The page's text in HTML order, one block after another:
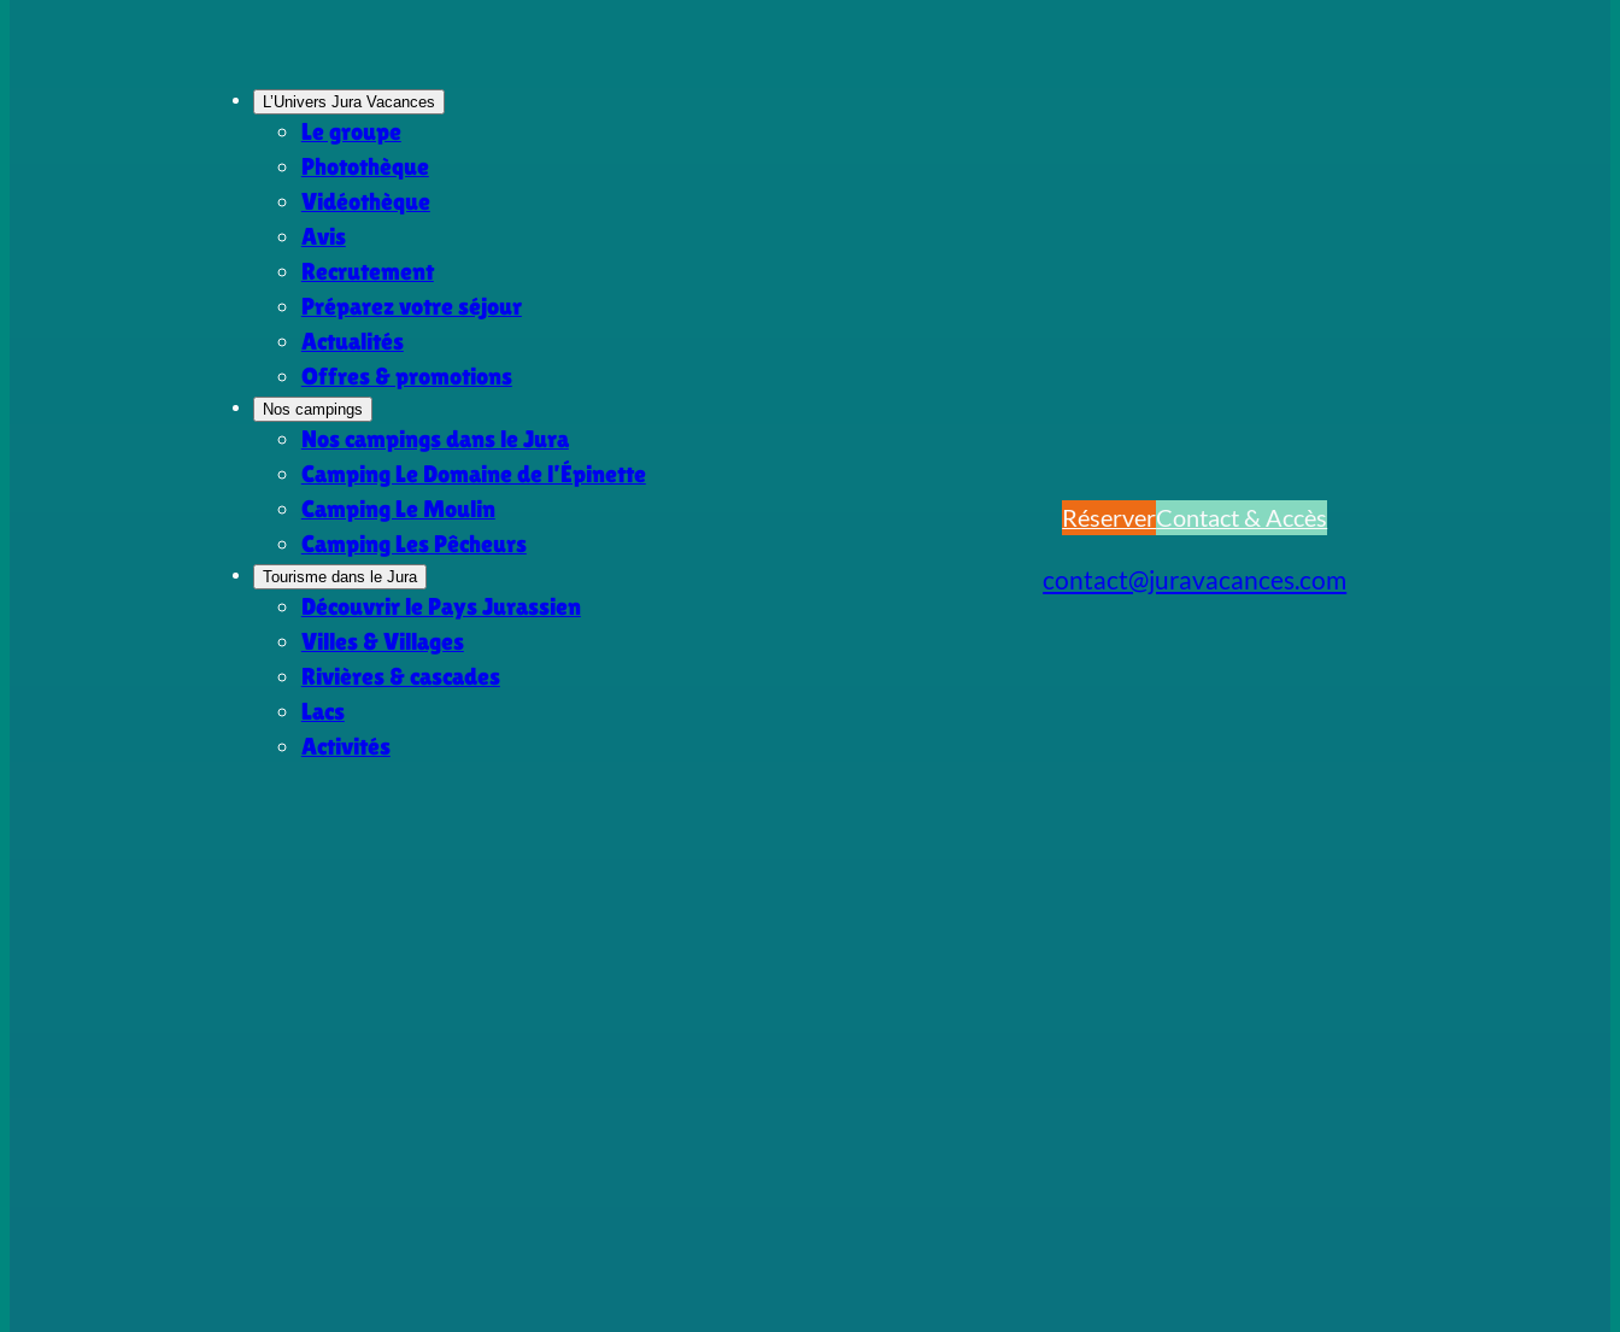
L’Univers Jura Vacances
Le groupe
Photothèque
Vidéothèque
Avis
Recrutement
Préparez votre séjour
Actualités
Offres & promotions
Nos campings
Nos campings dans le Jura
Camping Le Domaine de l’Épinette
Camping Le Moulin
Camping Les Pêcheurs
Tourisme dans le Jura
Découvrir le Pays Jurassien
Villes & Villages
Rivières & cascades
Lacs
Activités
RéserverContact & Accès
contact@juravacances.com